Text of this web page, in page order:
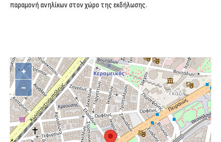
παραμονή ανηλίκων στον χώρο της εκδήλωσης.
+
−